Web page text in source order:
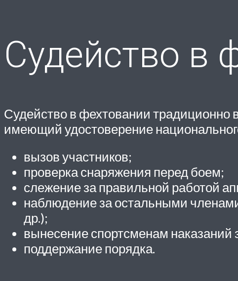
Судейство в
Судейство в фехтовании традиционно
имеющий удостоверение
вызов участников;
проверка снаряжения перед боем;
слежение за правильной работой
наблюдение за остальными
др.);
вынесение спортсменам наказаний
поддержание порядка.